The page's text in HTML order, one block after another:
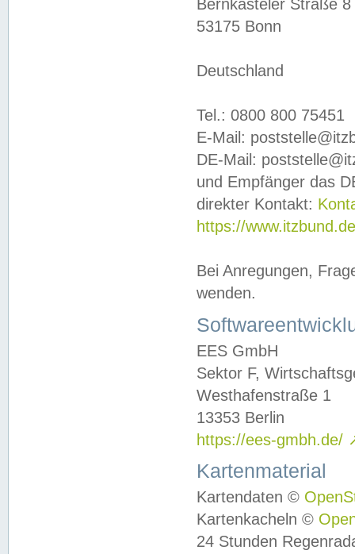
Bernkasteler Straße 8
53175 Bonn
Deutschland
Tel.: 0800 800 75451
E-Mail:
DE-Mail:
und Empfänger das
direkter Kontakt:
https://
Bei Anregungen,
wenden.
EES GmbH
Sektor F,
Westhafenstraße 1
13353 Berlin
https://ees-gmbh.de/
Kartenmaterial
Kartendaten ©
Kartenkacheln ©
24 Stunden